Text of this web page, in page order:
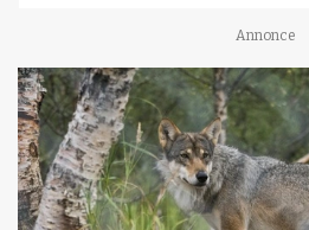
Annonce